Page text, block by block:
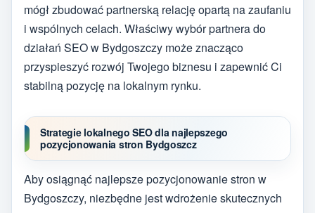
mógł zbudować partnerską relację opartą na zaufaniu
i wspólnych celach. Właściwy wybór partnera do
działań SEO w Bydgoszczy może znacząco
przyspieszyć rozwój Twojego biznesu i zapewnić Ci
stabilną pozycję na lokalnym rynku.
Strategie lokalnego SEO dla najlepszego
pozycjonowania stron Bydgoszcz
Aby osiągnąć najlepsze pozycjonowanie stron w
Bydgoszczy, niezbędne jest wdrożenie skutecznych